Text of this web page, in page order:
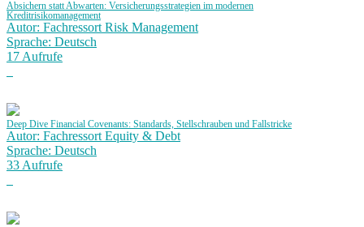
Absichern statt Abwarten: Versicherungsstrategien im modernen
Kreditrisikomanagement
Autor: Fachressort Risk Management
Sprache: Deutsch
17 Aufrufe
Deep Dive Financial Covenants: Standards, Stellschrauben und Fallstricke
Autor: Fachressort Equity & Debt
Sprache: Deutsch
33 Aufrufe